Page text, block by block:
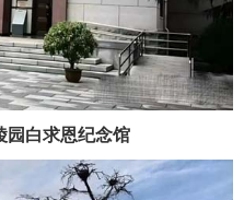
园白求恩纪念馆